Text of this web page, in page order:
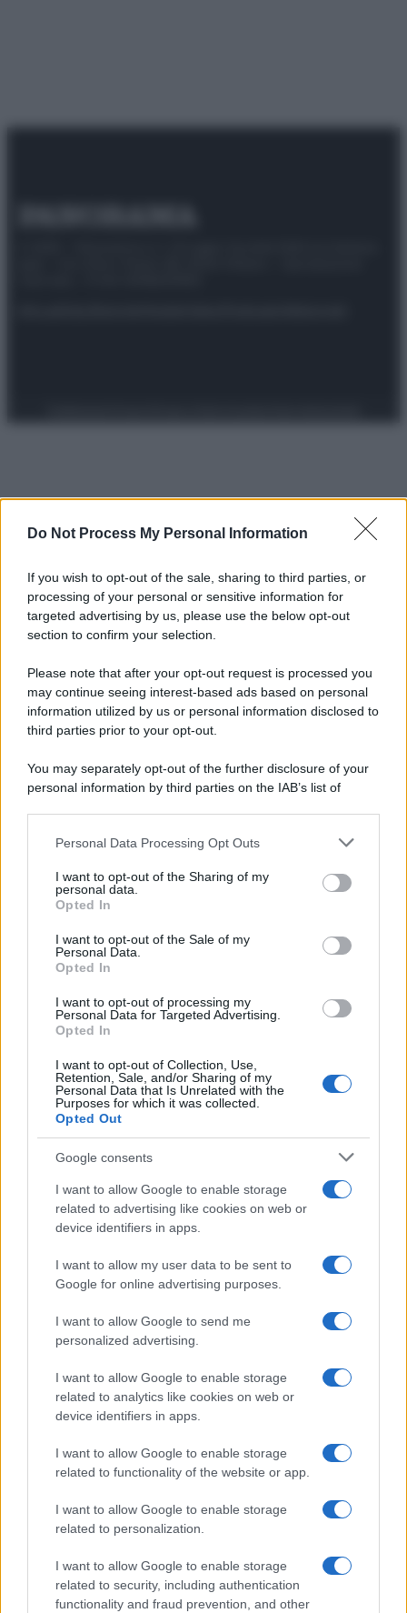
Do Not Process My Personal Information
If you wish to opt-out of the sale, sharing to third parties, or
processing of your personal or sensitive information for
targeted advertising by us, please use the below opt-out
section to confirm your selection.
Please note that after your opt-out request is processed you
may continue seeing interest-based ads based on personal
information utilized by us or personal information disclosed to
third parties prior to your opt-out.
You may separately opt-out of the further disclosure of your
personal information by third parties on the IAB’s list of
This information may also be disclosed by us to third parties
disclose it to other third parties.
Please note that this website/app uses one or more Google
services and may gather and store information including but
not limited to your visit or usage behaviour. You may click to
grant or deny consent to Google and its third-party tags to
consent section.
Personal Data Processing Opt Outs
I want to opt-out of the Sharing of my
personal data.
Opted In
I want to opt-out of the Sale of my
Personal Data.
Opted In
I want to opt-out of processing my
Personal Data for Targeted Advertising.
Opted In
I want to opt-out of Collection, Use,
Retention, Sale, and/or Sharing of my
Personal Data that Is Unrelated with the
Purposes for which it was collected.
Opted Out
Google consents
I want to allow Google to enable storage
related to advertising like cookies on web or
device identifiers in apps.
I want to allow my user data to be sent to
Google for online advertising purposes.
I want to allow Google to send me
personalized advertising.
I want to allow Google to enable storage
related to analytics like cookies on web or
device identifiers in apps.
I want to allow Google to enable storage
related to functionality of the website or app.
I want to allow Google to enable storage
related to personalization.
I want to allow Google to enable storage
related to security, including authentication
functionality and fraud prevention, and other